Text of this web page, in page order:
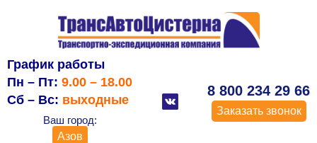
График работы
Пн – Пт: 9.00 – 18.00
Сб – Вс: выходные
Ваш город:
Азов
8 800 234 29 66
Заказать звонок